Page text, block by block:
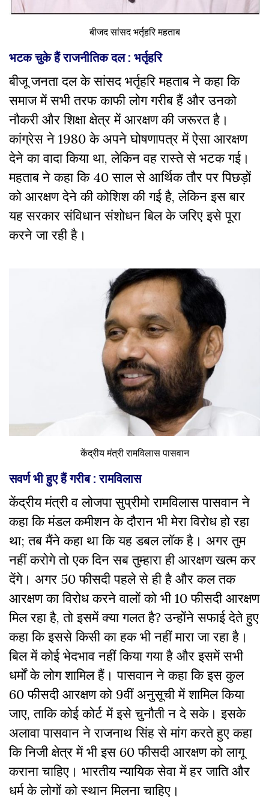
बीजद सांसद भर्तृहरि महताब
भटक चुके हैं राजनीतिक दल : भर्तृहरि
बीजू जनता दल के सांसद भर्तृहरि महताब ने कहा कि
समाज में सभी तरफ काफी लोग गरीब हैं और उनको
नौकरी और शिक्षा क्षेत्र में आरक्षण की जरूरत है।
कांग्रेस ने 1980 के अपने घोषणापत्र में ऐसा आरक्षण
देने का वादा किया था, लेकिन वह रास्ते से भटक गई।
महताब ने कहा कि 40 साल से आर्थिक तौर पर पिछड़ों
को आरक्षण देने की कोशिश की गई है, लेकिन इस बार
यह सरकार संविधान संशोधन बिल के जरिए इसे पूरा
करने जा रही है।
केंद्रीय मंत्री रामविलास पासवान
सवर्ण भी हुए हैं गरीब : रामविलास
केंद्रीय मंत्री व लोजपा सुप्रीमो रामविलास पासवान ने
कहा कि मंडल कमीशन के दौरान भी मेरा विरोध हो रहा
था; तब मैंने कहा था कि यह डबल लॉक है। अगर तुम
नहीं करोगे तो एक दिन सब तुम्हारा ही आरक्षण खत्म कर
देंगे। अगर 50 फीसदी पहले से ही है और कल तक
आरक्षण का विरोध करने वालों को भी 10 फीसदी आरक्षण
मिल रहा है, तो इसमें क्या गलत है? उन्हाेंने सफाई देते हुए
कहा कि इससे किसी का हक भी नहीं मारा जा रहा है।
बिल में कोई भेदभाव नहीं किया गया है और इसमें सभी
धर्मों के लोग शामिल हैं। पासवान ने कहा कि इस कुल
60 फीसदी आरक्षण को 9वीं अनुसूची में शामिल किया
जाए, ताकि कोई कोर्ट में इसे चुनौती न दे सके। इसके
अलावा पासवान ने राजनाथ सिंह से मांग करते हुए कहा
कि निजी क्षेत्र में भी इस 60 फीसदी आरक्षण को लागू
कराना चाहिए। भारतीय न्यायिक सेवा में हर जाति और
धर्म के लोगों को स्थान मिलना चाहिए।